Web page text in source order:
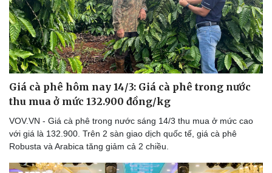
Du lịch
Podcast
Giá cà phê hôm nay 14/3: Giá cà phê trong nước
thu mua ở mức 132.900 đồng/kg
VOV.VN - Giá cà phê trong nước sáng 14/3 thu mua ở mức cao
với giá là 132.900. Trên 2 sàn giao dịch quốc tế, giá cà phê
Robusta và Arabica tăng giảm cả 2 chiều.